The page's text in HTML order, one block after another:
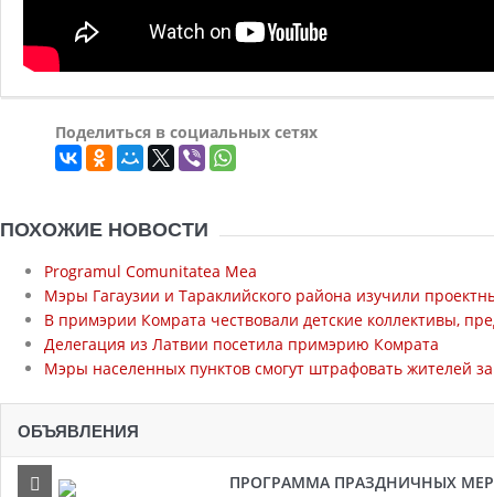
Поделиться в социальных сетях
ПОХОЖИЕ НОВОСТИ
Programul Comunitatea Mea
Мэры Гагаузии и Тараклийского района изучили
В примэрии Комрата чествовали детские коллективы,
Делегация из Латвии посетила примэрию Комрата
Мэры населенных пунктов смогут штрафовать жителей
ОБЪЯВЛЕНИЯ
ПРОГРАММА ПРАЗДНИЧНЫХ